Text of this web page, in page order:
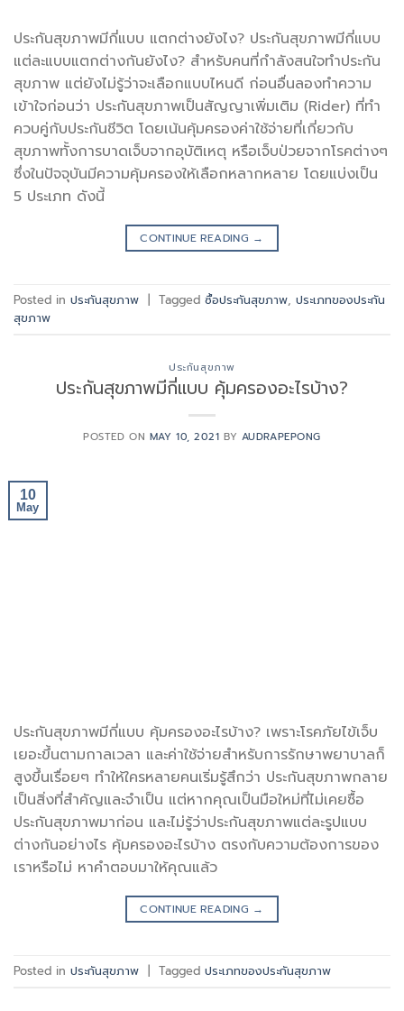
ประกันสุขภาพมีกี่แบบ แตกต่างยังไง? ประกันสุขภาพมีกี่แบบ
แต่ละแบบแตกต่างกันยังไง? สำหรับคนที่กำลังสนใจทำประกัน
สุขภาพ แต่ยังไม่รู้ว่าจะเลือกแบบไหนดี ก่อนอื่นลองทำความ
เข้าใจก่อนว่า ประกันสุขภาพเป็นสัญญาเพิ่มเติม (Rider) ที่ทำ
ควบคู่กับประกันชีวิต โดยเน้นคุ้มครองค่าใช้จ่ายที่เกี่ยวกับ
สุขภาพทั้งการบาดเจ็บจากอุบัติเหตุ หรือเจ็บป่วยจากโรคต่างๆ
ซึ่งในปัจจุบันมีความคุ้มครองให้เลือกหลากหลาย โดยแบ่งเป็น
5 ประเภท ดังนี้
CONTINUE READING →
Posted in ประกันสุขภาพ | Tagged ซื้อประกันสุขภาพ, ประเภทของประกัน
สุขภาพ
ประกันสุขภาพ
ประกันสุขภาพมีกี่แบบ คุ้มครองอะไรบ้าง?
POSTED ON MAY 10, 2021 BY AUDRAPEPONG
10
May
ประกันสุขภาพมีกี่แบบ คุ้มครองอะไรบ้าง? เพราะโรคภัยไข้เจ็บ
เยอะขึ้นตามกาลเวลา และค่าใช้จ่ายสำหรับการรักษาพยาบาลก็
สูงขึ้นเรื่อยๆ ทำให้ใครหลายคนเริ่มรู้สึกว่า ประกันสุขภาพกลาย
เป็นสิ่งที่สำคัญและจำเป็น แต่หากคุณเป็นมือใหม่ที่ไม่เคยซื้อ
ประกันสุขภาพมาก่อน และไม่รู้ว่าประกันสุขภาพแต่ละรูปแบบ
ต่างกันอย่างไร คุ้มครองอะไรบ้าง ตรงกับความต้องการของ
เราหรือไม่ หาคำตอบมาให้คุณแล้ว
CONTINUE READING →
Posted in ประกันสุขภาพ | Tagged ประเภทของประกันสุขภาพ